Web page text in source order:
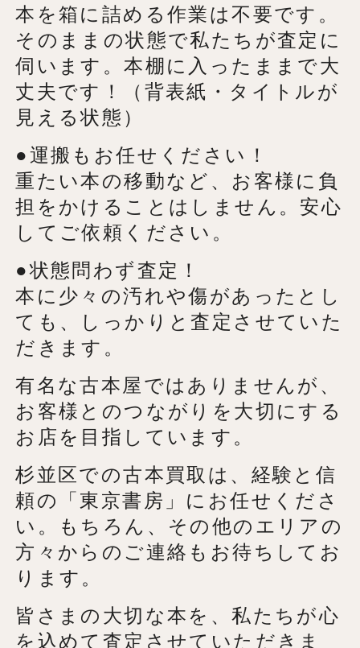
本を箱に詰める作業は不要です。
そのままの状態で私たちが査定に
伺います。本棚に入ったままで大
丈夫です！（背表紙・タイトルが
見える状態）
●運搬もお任せください！
重たい本の移動など、お客様に負
担をかけることはしません。安心
してご依頼ください。
●状態問わず査定！
本に少々の汚れや傷があったとし
ても、しっかりと査定させていた
だきます。
有名な古本屋ではありませんが、
お客様とのつながりを大切にする
お店を目指しています。
杉並区での古本買取は、経験と信
頼の「東京書房」にお任せくださ
い。もちろん、その他のエリアの
方々からのご連絡もお待ちしてお
ります。
皆さまの大切な本を、私たちが心
を込めて査定させていただきま